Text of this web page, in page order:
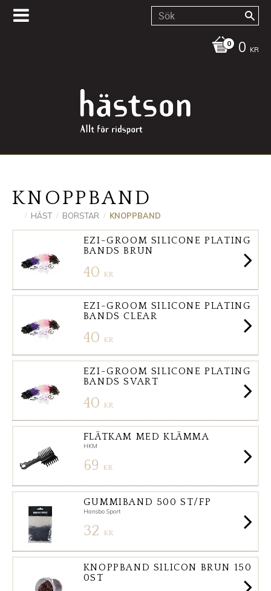
0 KR
KNOPPBAND
HÄST BORSTAR KNOPPBAND
EZI-GROOM SILICONE PLATING
BANDS BRUN
40 KR
EZI-GROOM SILICONE PLATING
BANDS CLEAR
40 KR
EZI-GROOM SILICONE PLATING
BANDS SVART
40 KR
FLÄTKAM MED KLÄMMA
HKM
69 KR
GUMMIBAND 500 ST/FP
Hansbo Sport
32 KR
KNOPPBAND SILICON BRUN 150
0ST